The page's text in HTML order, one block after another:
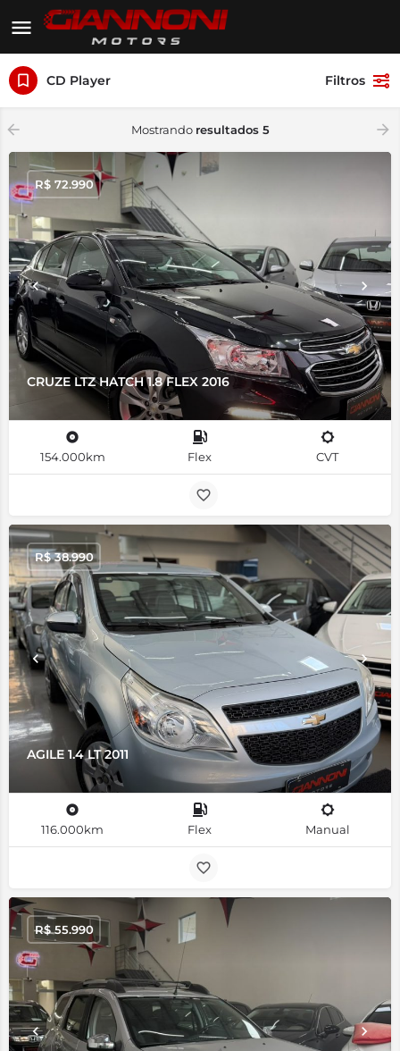
CD Player Filtros
Mostrando resultados 5
CRUZE LTZ HATCH 1.8 FLEX 2016
R$ 72.990
154.000km Flex CVT
AGILE 1.4 LT 2011
R$38.990
116.000km Flex Manual
R$55.990